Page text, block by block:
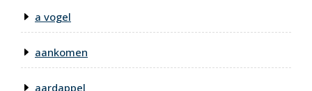
a vogel
aankomen
aardappel